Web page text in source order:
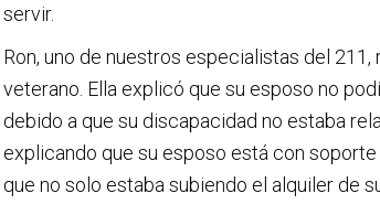
servir.
Ron, uno de nuestros especialistas del
veterano. Ella explicó que su esposo no
debido a que su discapacidad no estaba
explicando que su esposo está con
que no solo estaba subiendo el alquiler de